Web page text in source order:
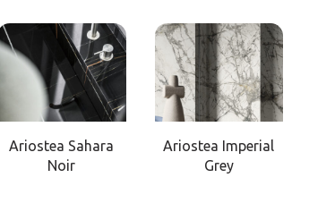
Ariostea Sahara
Noir
Ariostea Imperial
Grey